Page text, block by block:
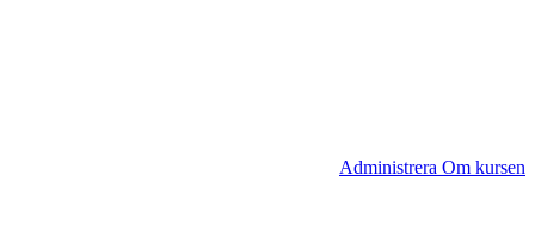
Administrera Om kursen